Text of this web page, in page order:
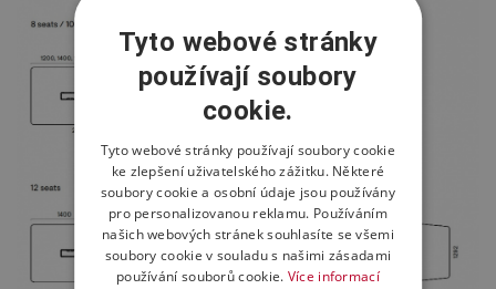
Tyto webové stránky
používají soubory
cookie.
Tyto webové stránky používají soubory cookie
ke zlepšení uživatelského zážitku. Některé
soubory cookie a osobní údaje jsou používány
pro personalizovanou reklamu. Používáním
našich webových stránek souhlasíte se všemi
soubory cookie v souladu s našimi zásadami
používání souborů cookie. Více informací